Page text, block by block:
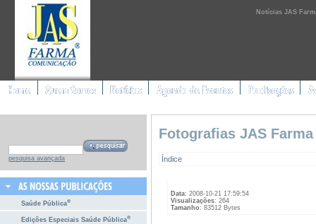
Notícias JAS
pesquisa avançada
Saúde Pública®
Edições Especiais Saúde Pública®
Fotografias JAS
Índice
Data: 2008-10-21 17:59:54
Visualizações: 264
Tamanho: 83512 Bytes